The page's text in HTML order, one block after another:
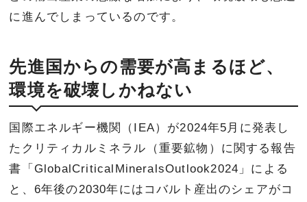
に進んでしまっているのです。
先進国からの需要が高まるほど、
環境を破壊しかねない
国際エネルギー機関（IEA）が2024年5月に発表し
たクリティカルミネラル（重要鉱物）に関する報告
書「GlobalCriticalMineralsOutlook2024」による
と、6年後の2030年にはコバルト産出のシェアがコ